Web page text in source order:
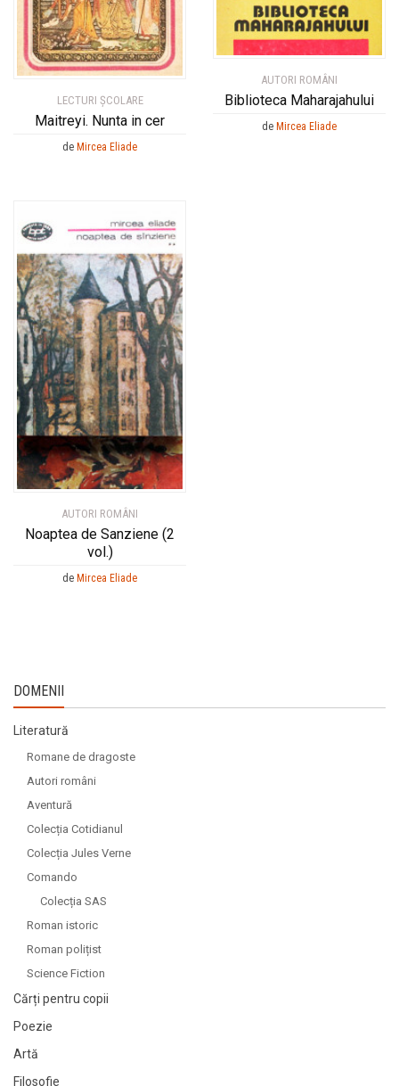
LECTURI ŞCOLARE
Maitreyi. Nunta in cer
de Mircea Eliade
AUTORI ROMÂNI
Biblioteca Maharajahului
de Mircea Eliade
AUTORI ROMÂNI
Noaptea de Sanziene (2
vol.)
de Mircea Eliade
DOMENII
Literatură
Romane de dragoste
Autori români
Aventură
Colecția Cotidianul
Colecția Jules Verne
Comando
Colecția SAS
Roman istoric
Roman polițist
Science Fiction
Cărți pentru copii
Poezie
Artă
Filosofie